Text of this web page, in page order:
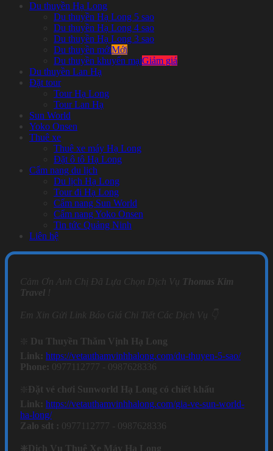
Du thuyền Hạ Long
Du thuyền Hạ Long 5 sao
Du thuyền Hạ Long 4 sao
Du thuyền Hạ Long 3 sao
Du thuyền mới
Du thuyền khuyến mại
Du thuyền Lan Hạ
Đặt tour
Tour Hạ Long
Tour Lan Hạ
Sun World
Yoko Onsen
Thuê xe
Thuê xe máy Hạ Long
Đặt ô tô Hạ Long
Cẩm nang du lịch
Du lịch Hạ Long
Tour đi Hạ Long
Cẩm nang Sun World
Cẩm nang Yoko Onsen
Tin tức Quảng Ninh
Liên hệ
Cảm Ơn Anh Chị Đã Lựa Chọn Dịch Vụ Thomas Kim
Travel !
Em Xin Gửi Link Báo Giá Chi Tiết Các Dịch Vụ 👇
❇️
Du Thuyền Thăm Vịnh Hạ Long
Link: https://vetauthamvinhhalong.com/du-thuyen-5-sao/
Phone: 0977112777 - 0987628336
❇️ Đặt vé chơi Sunworld Hạ Long có chiết khấu
Link: https://vetauthamvinhhalong.com/gia-ve-sun-world-
ha-long/
Zalo sdt : 0977112777 - 0987628336
❇️Dịch Vụ Thuê Xe Máy Hạ Long